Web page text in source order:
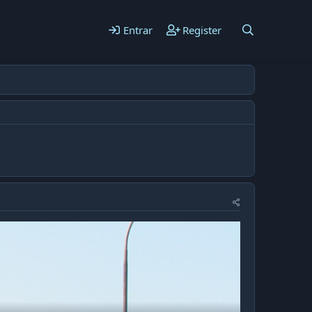
Entrar Register